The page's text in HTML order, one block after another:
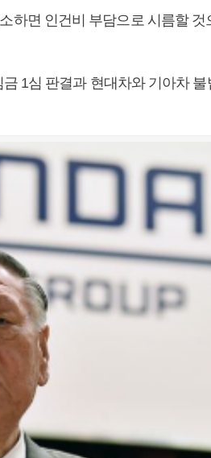
하면 인건비 부담으로 시름할 것
1심 판결과 현대차와 기아차 불